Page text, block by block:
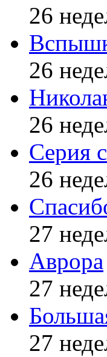
26
26
26
Серия
26
27
Аврора
27
27